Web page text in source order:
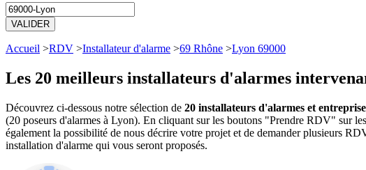
VALIDER
Accueil >RDV >Installateur d'alarme >69 Rhône >Lyon 69000
Les 20 meilleurs installateurs d'alarmes
Découvrez ci-dessous notre sélection de 20 installateurs d'alarmes et
(20 poseurs d'alarmes à Lyon). En cliquant sur les boutons "Prendre RDV" sur
également la possibilité de nous décrire votre projet et de demander plusieurs
installation d'alarme qui vous seront proposés.